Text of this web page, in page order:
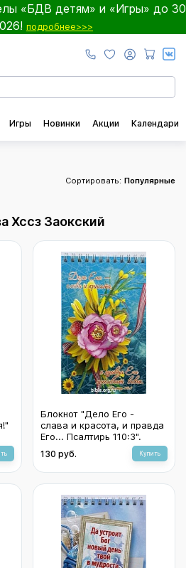
«БДВ детям» и «Игры» до 30
подробнее>>>
Игры Новинки Акции Календари
Сортировать: Популярные
Хссз Заокский
Блокнот "Дело Его -
слава и красота, и правда
Его... Псалтирь 110:3".
130 руб. Купить